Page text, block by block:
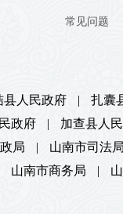
常见问题
县人民政府 | 扎囊
政府 | 加查县人
局 | 山南市司法局
山南市商务局 |